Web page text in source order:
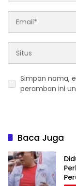
Simpan nama,
peramban ini
Baca Juga